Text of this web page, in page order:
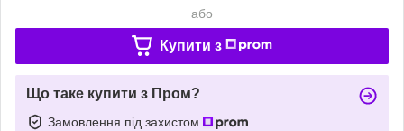
або
Купити з
Що таке купити з Пром?
Замовлення під захистом